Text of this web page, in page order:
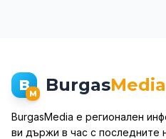
BM BurgasMedia
BurgasMedia е регионален
ви държи в час с последните